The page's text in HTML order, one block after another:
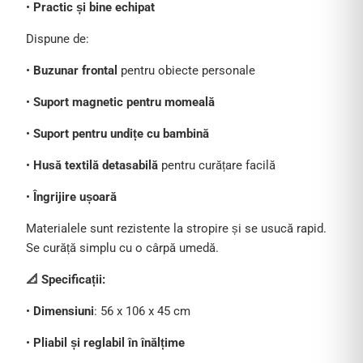
• Practic și bine echipat
Dispune de:
• Buzunar frontal pentru obiecte personale
• Suport magnetic pentru momeală
• Suport pentru undițe cu bambină
• Husă textilă detasabilăpentru curățare facilă
• Îngrijire ușoară
Materialele sunt rezistente la stropire și se usucă rapid.
Se curăță simplu cu o cârpă umedă.
📐 Specificații:
• Dimensiuni: 56 x 106 x 45 cm
• Pliabil și reglabil în înălțime